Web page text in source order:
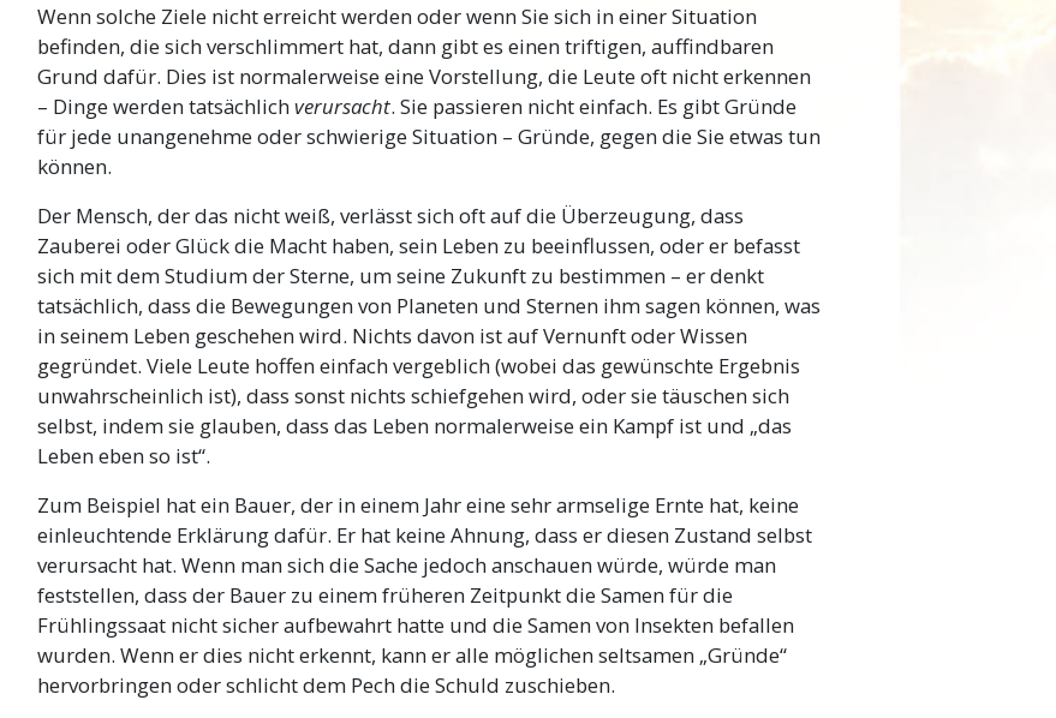
Achten Sie bei diesem Kurs sehr sorgfältig darauf, dass Sie niemals über ein
Wort hinweggehen, das Sie nicht vollständig verstehen. Der einzige Grund,
warum jemand ein Studium aufgibt, verwirrt oder lernunfähig wird, liegt
darin, dass er über ein nicht verstandenes Wort hinweggegangen ist.Mehr
Wenn solche Ziele nicht erreicht werden oder wenn Sie sich in einer Situation
befinden, die sich verschlimmert hat, dann gibt es einen triftigen, auffindbaren
Grund dafür. Dies ist normalerweise eine Vorstellung, die Leute oft nicht erkennen
– Dinge werden tatsächlichverursacht. Sie passieren nicht einfach. Es gibt Gründe
für jede unangenehme oder schwierige Situation – Gründe, gegen die Sie etwas tun
können.
Der Mensch, der das nicht weiß, verlässt sich oft auf die Überzeugung, dass
Zauberei oder Glück die Macht haben, sein Leben zu beeinflussen, oder er befasst
sich mit dem Studium der Sterne, um seine Zukunft zu bestimmen – er denkt
tatsächlich, dass die Bewegungen von Planeten und Sternen ihm sagen können, was
in seinem Leben geschehen wird. Nichts davon ist auf Vernunft oder Wissen
gegründet. Viele Leute hoffen einfach vergeblich (wobei das gewünschte Ergebnis
unwahrscheinlich ist), dass sonst nichts schiefgehen wird, oder sie täuschen sich
selbst, indem sie glauben, dass das Leben normalerweise ein Kampf ist und „das
Leben eben so ist“.
Zum Beispiel hat ein Bauer, der in einem Jahr eine sehr armselige Ernte hat, keine
einleuchtende Erklärung dafür. Er hat keine Ahnung, dass er diesen Zustand selbst
verursacht hat. Wenn man sich die Sache jedoch anschauen würde, würde man
feststellen, dass der Bauer zu einem früheren Zeitpunkt die Samen für die
Frühlingssaat nicht sicher aufbewahrt hatte und die Samen von Insekten befallen
wurden. Wenn er dies nicht erkennt, kann er alle möglichen seltsamen „Gründe“
hervorbringen oder schlicht dem Pech die Schuld zuschieben.